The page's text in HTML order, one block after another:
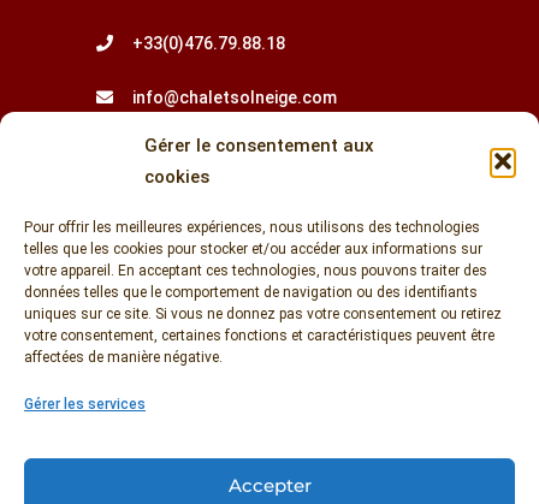
Gérer le consentement aux
cookies
Pour offrir les meilleures expériences, nous utilisons des technologies
telles que les cookies pour stocker et/ou accéder aux informations sur
votre appareil. En acceptant ces technologies, nous pouvons traiter des
données telles que le comportement de navigation ou des identifiants
uniques sur ce site. Si vous ne donnez pas votre consentement ou retirez
votre consentement, certaines fonctions et caractéristiques peuvent être
affectées de manière négative.
Gérer les services
Accepter
+33(0)476.79.88.18
info@chaletsolneige.com
de nos actualités et offres spéciales.